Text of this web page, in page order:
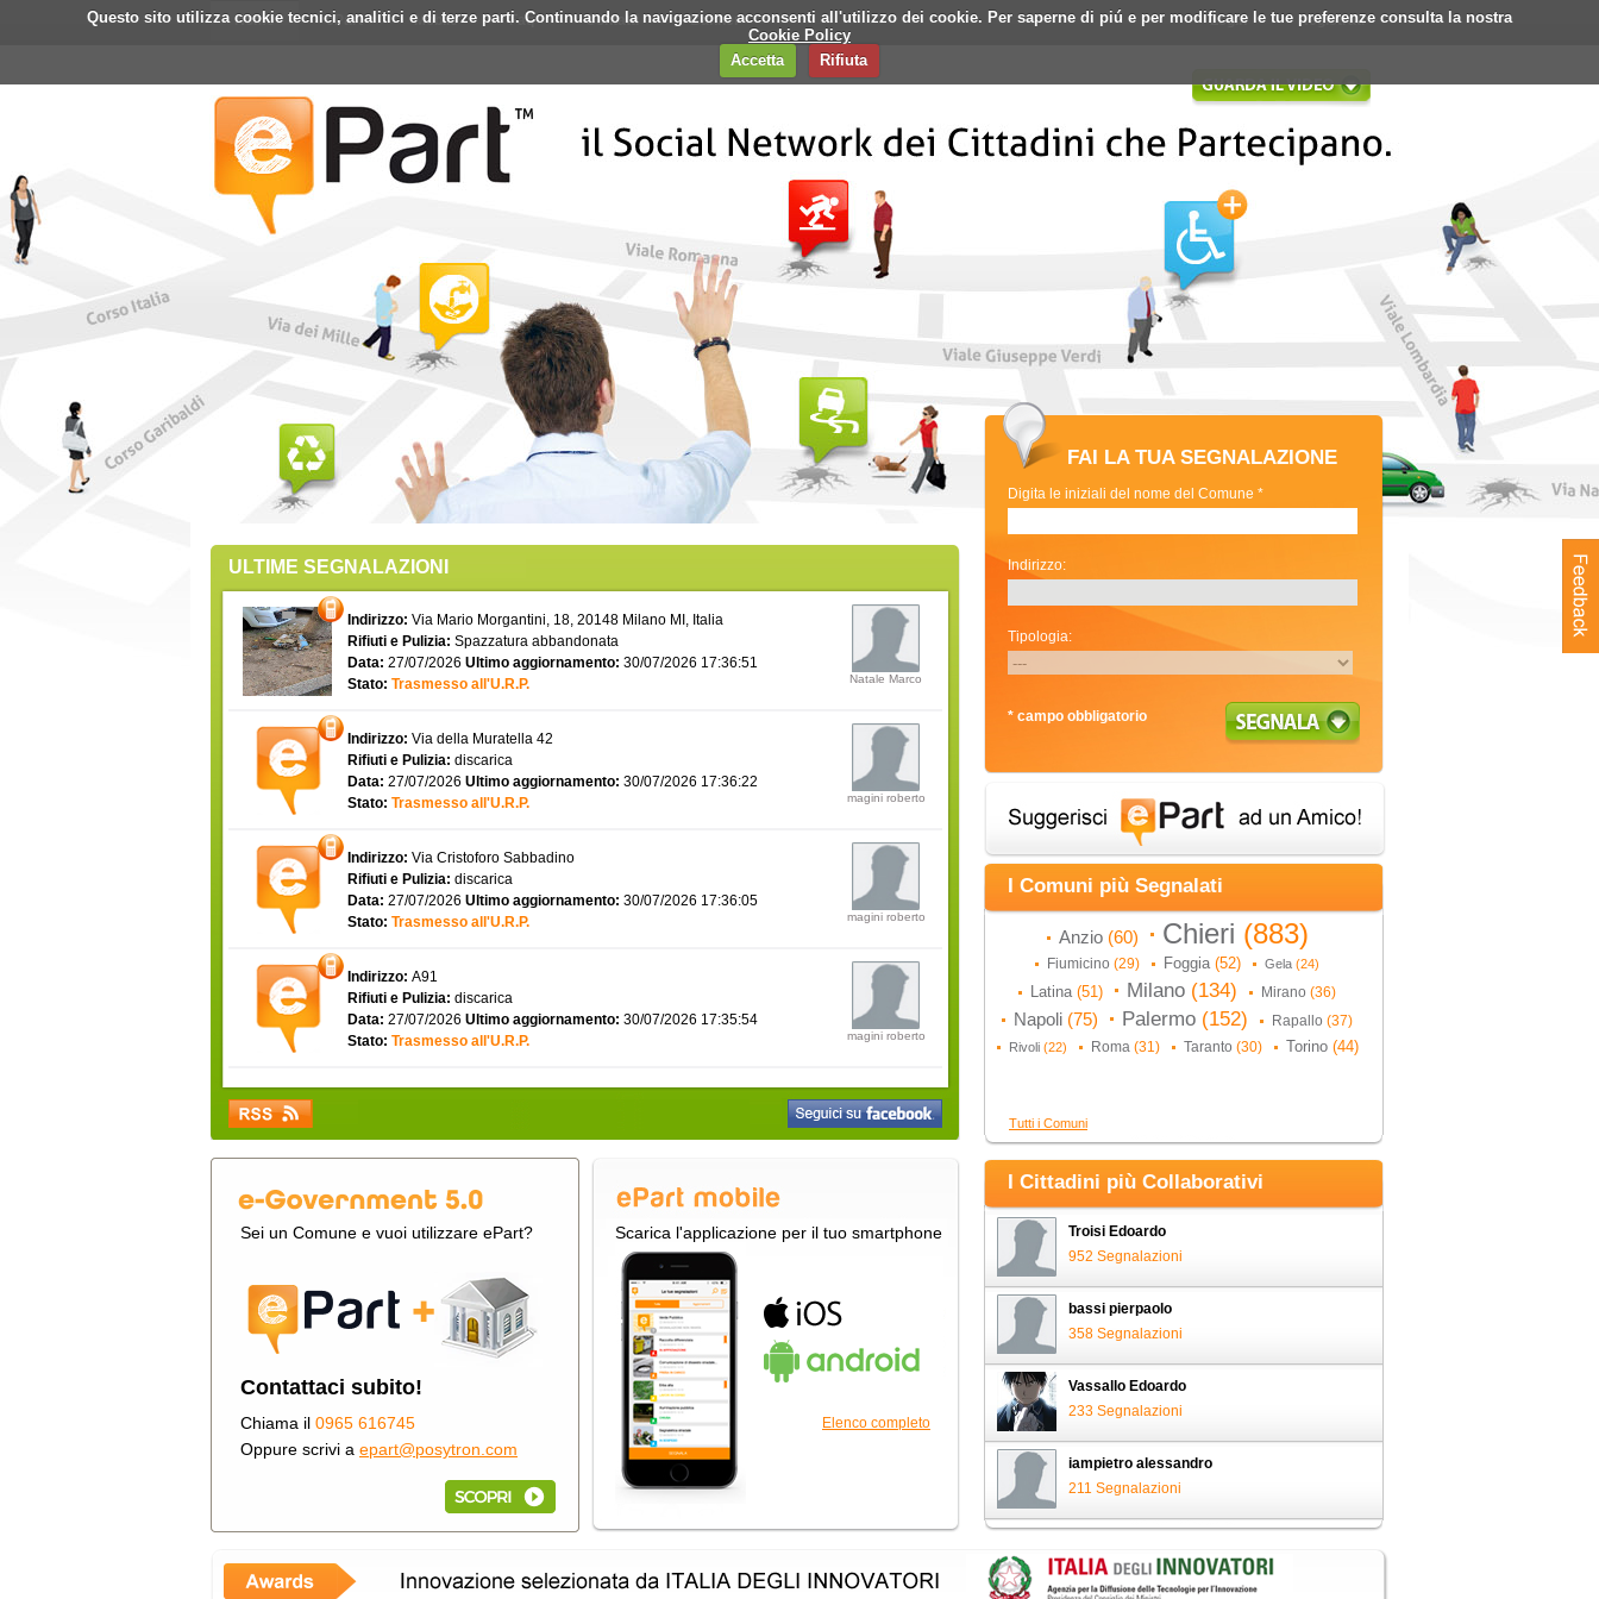
Questo sito utilizza cookie tecnici, analitici e di terze parti. Continuando la navigazione acconsenti all'utilizzo dei cookie. Per saperne di piú e per modificare le tue preferenze consulta la nostra
Cookie Policy
Accetta
Rifiuta
Home ePart Mobile Faq Contatti Banner Login Registrati
ULTIME SEGNALAZIONI
Indirizzo: Via Mario Morgantini, 18, 20148 Milano MI, Italia
Rifiuti e Pulizia: Spazzatura abbandonata
Data: 27/07/2026 Ultimo aggiornamento: 30/07/2026 17:36:51
Stato: Trasmesso all'U.R.P. Natale Marco
Indirizzo: Via della Muratella 42
Rifiuti e Pulizia: discarica
Data: 27/07/2026 Ultimo aggiornamento: 30/07/2026 17:36:22
Stato: Trasmesso all'U.R.P. magini roberto
Indirizzo: Via Cristoforo Sabbadino
Rifiuti e Pulizia: discarica
Data: 27/07/2026 Ultimo aggiornamento: 30/07/2026 17:36:05
Stato: Trasmesso all'U.R.P. magini roberto
Indirizzo: A91
Rifiuti e Pulizia: discarica
Data: 27/07/2026 Ultimo aggiornamento: 30/07/2026 17:35:54
Stato: Trasmesso all'U.R.P. magini roberto
Sei un Comune e vuoi utilizzare ePart?
Contattaci subito!
Chiama il 0965 616745
Oppure scrivi a epart@posytron.com
Scarica l'applicazione per il tuo smartphone
Elenco completo
FAI LA TUA SEGNALAZIONE
Digita le iniziali del nome del Comune *
Indirizzo:
Tipologia:
* campo obbligatorio
I Comuni più Segnalati
Anzio (60) Chieri (883)
Fiumicino (29) Foggia (52) Gela (24)
Latina (51) Milano (134) Mirano (36)
Napoli (75) Palermo (152) Rapallo (37)
Rivoli (22) Roma (31) Taranto (30) Torino (44)
Tutti i Comuni
I Cittadini più Collaborativi
Troisi Edoardo
952 Segnalazioni
bassi pierpaolo
358 Segnalazioni
Vassallo Edoardo
233 Segnalazioni
iampietro alessandro
211 Segnalazioni